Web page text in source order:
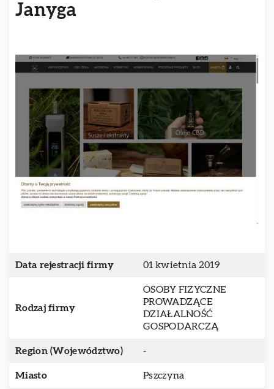
Janyga
Data rejestracji firmy 01 kwietnia 2019
Rodzaj firmy
OSOBY FIZYCZNE
PROWADZĄCE
DZIAŁALNOŚĆ
GOSPODARCZĄ
Region (Województwo) -
Miasto Pszczyna